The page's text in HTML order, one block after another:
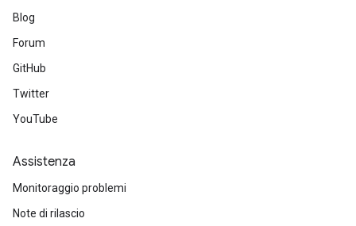
Blog
Forum
GitHub
Twitter
YouTube
Assistenza
Monitoraggio problemi
Note di rilascio